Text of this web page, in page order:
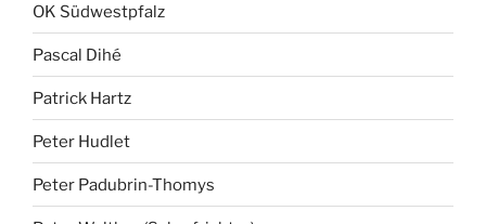
OK Südwestpfalz
Pascal Dihé
Patrick Hartz
Peter Hudlet
Peter Padubrin-Thomys